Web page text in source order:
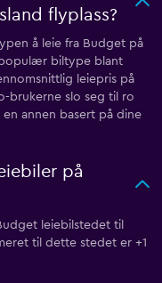
flyplass?
å leie fra Budget på
populær biltype blant
leiepris på
brukerne slo seg til ro
annen basert på dine
på
leiebilstedet til
til dette stedet er +1